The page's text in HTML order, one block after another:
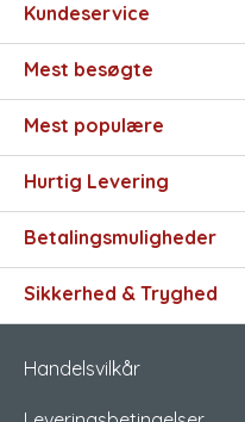
Kundeservice
Mest besøgte
Mest populære
Hurtig Levering
Betalingsmuligheder
Sikkerhed & Tryghed
Handelsvilkår